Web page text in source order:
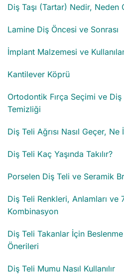
Diş Taşı (Tartar) Nedir, Neden
Lamine Diş Öncesi ve Sonrası
İmplant Malzemesi ve
Kantilever Köprü
Ortodontik Fırça Seçimi ve Diş
Temizliği
Diş Teli Ağrısı Nasıl Geçer, Ne
Diş Teli Kaç Yaşında Takılır?
Porselen Diş Teli ve Seramik
Diş Teli Renkleri, Anlamları ve
Kombinasyon
Diş Teli Takanlar İçin
Önerileri
Diş Teli Mumu Nasıl Kullanılır